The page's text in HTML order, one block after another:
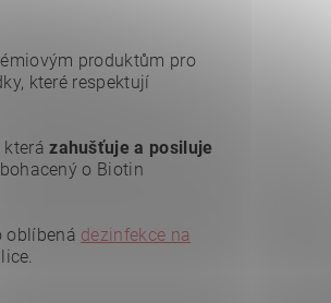
produktům pro
které respektují
kterázahušťuje a posiluje
o Biotin
oblíbená dezinfekce na